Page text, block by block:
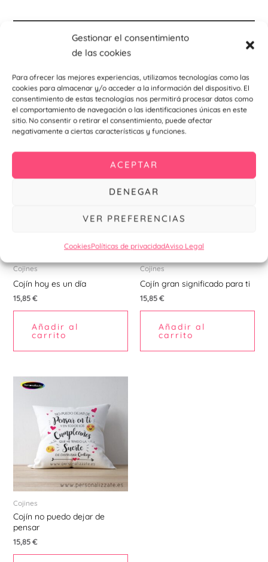
Gestionar el consentimiento
de las cookies
Para ofrecer las mejores experiencias, utilizamos tecnologías como las
cookies para almacenar y/o acceder a la información del dispositivo. El
consentimiento de estas tecnologías nos permitirá procesar datos como
el comportamiento de navegación o las identificaciones únicas en este
sitio. No consentir o retirar el consentimiento, puede afectar
negativamente a ciertas características y funciones.
ACEPTAR
DENEGAR
VER PREFERENCIAS
CookiesPolíticas de privacidadAviso Legal
Información adicional
Productos relacionados
Cojines
Cojín hoy es un día
15,85€
Añadir al
carrito
Cojines
Cojín gran significado para ti
15,85€
Añadir al
carrito
Cojines
Cojín no puedo dejar de
pensar
15,85€